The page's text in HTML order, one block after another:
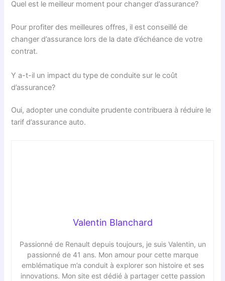
Quel est le meilleur moment pour changer d’assurance?
Pour profiter des meilleures offres, il est conseillé de
changer d’assurance lors de la date d’échéance de votre
contrat.
Y a-t-il un impact du type de conduite sur le coût
d’assurance?
Oui, adopter une conduite prudente contribuera à réduire le
tarif d’assurance auto.
Valentin Blanchard
Passionné de Renault depuis toujours, je suis Valentin, un
passionné de 41 ans. Mon amour pour cette marque
emblématique m’a conduit à explorer son histoire et ses
innovations. Mon site est dédié à partager cette passion